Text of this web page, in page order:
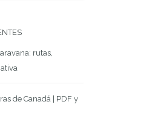
rutas,
de Canadá | PDF y